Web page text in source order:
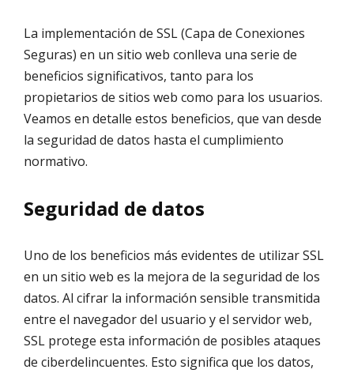
La implementación de SSL (Capa de Conexiones
Seguras) en un sitio web conlleva una serie de
beneficios significativos, tanto para los
propietarios de sitios web como para los usuarios.
Veamos en detalle estos beneficios, que van desde
la seguridad de datos hasta el cumplimiento
normativo.
Seguridad de datos
Uno de los beneficios más evidentes de utilizar SSL
en un sitio web es la mejora de la seguridad de los
datos. Al cifrar la información sensible transmitida
entre el navegador del usuario y el servidor web,
SSL protege esta información de posibles ataques
de ciberdelincuentes. Esto significa que los datos,